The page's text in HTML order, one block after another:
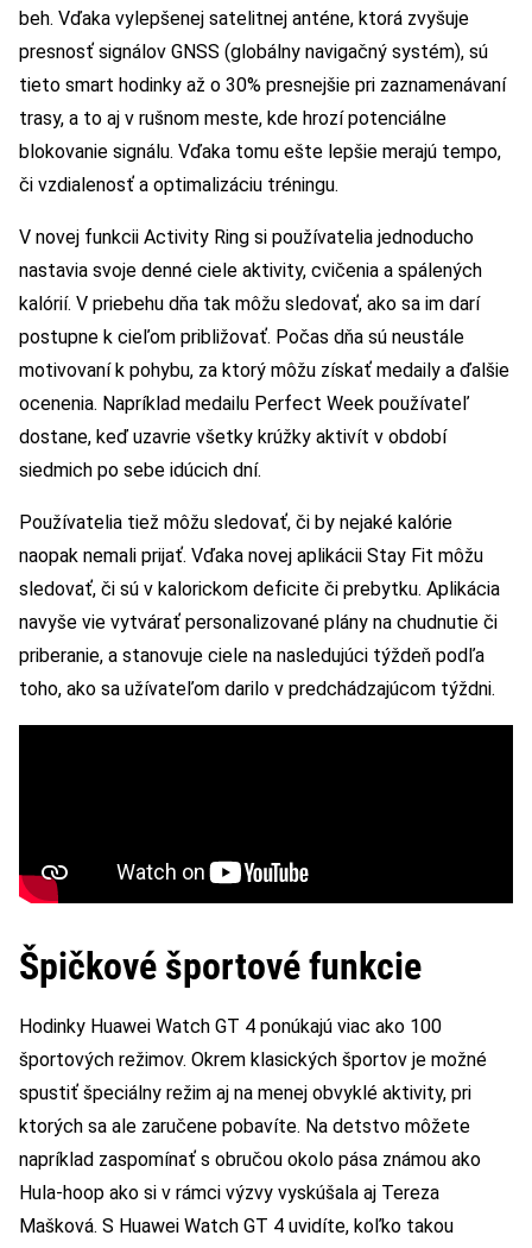
beh. Vďaka vylepšenej satelitnej anténe, ktorá zvyšuje
presnosť signálov GNSS (globálny navigačný systém), sú
tieto smart hodinky až o 30% presnejšie pri zaznamenávaní
trasy, a to aj v rušnom meste, kde hrozí potenciálne
blokovanie signálu. Vďaka tomu ešte lepšie merajú tempo,
či vzdialenosť a optimalizáciu tréningu.
V novej funkcii Activity Ring si používatelia jednoducho
nastavia svoje denné ciele aktivity, cvičenia a spálených
kalórií. V priebehu dňa tak môžu sledovať, ako sa im darí
postupne k cieľom približovať. Počas dňa sú neustále
motivovaní k pohybu, za ktorý môžu získať medaily a ďalšie
ocenenia. Napríklad medailu Perfect Week používateľ
dostane, keď uzavrie všetky krúžky aktivít v období
siedmich po sebe idúcich dní.
Používatelia tiež môžu sledovať, či by nejaké kalórie
naopak nemali prijať. Vďaka novej aplikácii Stay Fit môžu
sledovať, či sú v kalorickom deficite či prebytku. Aplikácia
navyše vie vytvárať personalizované plány na chudnutie či
priberanie, a stanovuje ciele na nasledujúci týždeň podľa
toho, ako sa užívateľom darilo v predchádzajúcom týždni.
Špičkové športové funkcie
Hodinky Huawei Watch GT 4 ponúkajú viac ako 100
športových režimov. Okrem klasických športov je možné
spustiť špeciálny režim aj na menej obvyklé aktivity, pri
ktorých sa ale zaručene pobavíte. Na detstvo môžete
napríklad zaspomínať s obručou okolo pása známou ako
Hula-hoop ako si v rámci výzvy vyskúšala aj Tereza
Mašková. S Huawei Watch GT 4 uvidíte, koľko takou